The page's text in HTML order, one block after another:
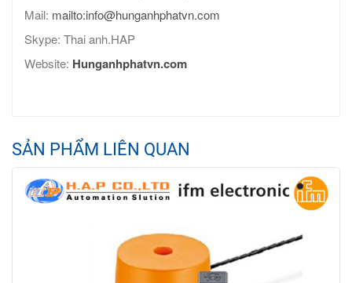
Mail: mailto:info@hunganhphatvn.com
Skype: Thai anh.HAP
Website: Hunganhphatvn.com
SẢN PHẨM LIÊN QUAN